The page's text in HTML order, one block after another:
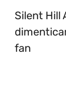
Silent Hill
fan